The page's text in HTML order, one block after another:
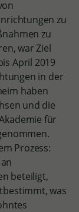
zu
zu
war Ziel
April 2019
in der
haben
und die
für
Prozess:
beteiligt,
was